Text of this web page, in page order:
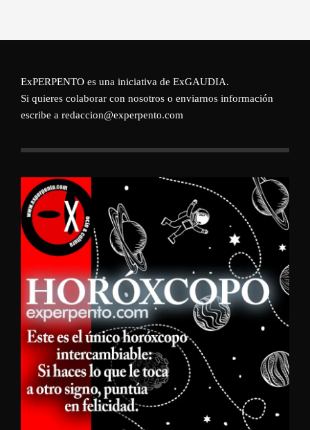
ExPERPENTO es una iniciativa de ExGAUDIA.
Si quieres colaborar con nosotros o enviarnos información
escribe a redaccion@experpento.com